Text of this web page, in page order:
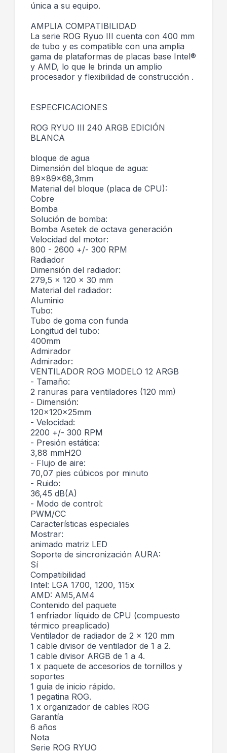
única a su equipo.
AMPLIA COMPATIBILIDAD
La serie ROG Ryuo III cuenta con 400 mm
de tubo y es compatible con una amplia
gama de plataformas de placas base Intel®
y AMD, lo que le brinda un amplio
procesador y flexibilidad de construcción .
ESPECFICACIONES
ROG RYUO III 240 ARGB EDICIÓN
BLANCA
bloque de agua
Dimensión del bloque de agua:
89x89x68,3mm
Material del bloque (placa de CPU):
Cobre
Bomba
Solución de bomba:
Bomba Asetek de octava generación
Velocidad del motor:
800 - 2600 +/- 300 RPM
Radiador
Dimensión del radiador:
279,5 x 120 x 30 mm
Material del radiador:
Aluminio
Tubo:
Tubo de goma con funda
Longitud del tubo:
400mm
Admirador
Admirador:
VENTILADOR ROG MODELO 12 ARGB
- Tamaño:
2 ranuras para ventiladores (120 mm)
- Dimensión:
120x120x25mm
- Velocidad:
2200 +/- 300 RPM
- Presión estática:
3,88 mmH2O
- Flujo de aire:
70,07 pies cúbicos por minuto
- Ruido:
36,45 dB(A)
- Modo de control:
PWM/CC
Características especiales
Mostrar:
animado matriz LED
Soporte de sincronización AURA:
Sí
Compatibilidad
Intel: LGA 1700, 1200, 115x
AMD: AM5,AM4
Contenido del paquete
1 enfriador líquido de CPU (compuesto
térmico preaplicado)
Ventilador de radiador de 2 x 120 mm
1 cable divisor de ventilador de 1 a 2.
1 cable divisor ARGB de 1 a 4.
1 x paquete de accesorios de tornillos y
soportes
1 guía de inicio rápido.
1 pegatina ROG.
1 x organizador de cables ROG
Garantía
6 años
Nota
Serie ROG RYUO